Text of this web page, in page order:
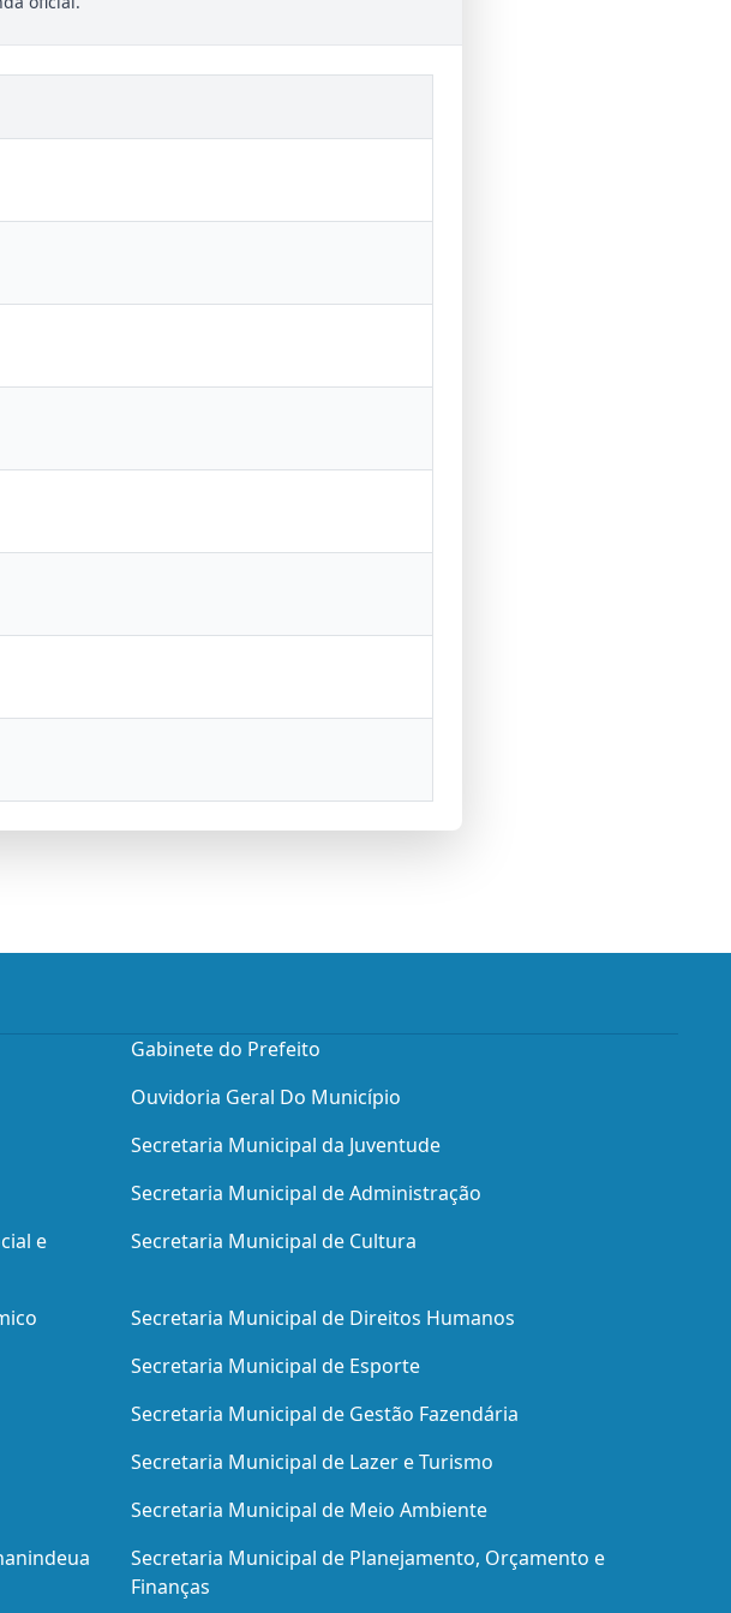
Gabinete do Prefeito
Ouvidoria Geral Do Município
Secretaria Municipal da Juventude
Secretaria Municipal de Administração
e
Secretaria Municipal de Cultura
Secretaria Municipal de Direitos Humanos
Secretaria Municipal de Esporte
Secretaria Municipal de Gestão Fazendária
Secretaria Municipal de Lazer e Turismo
Secretaria Municipal de Meio Ambiente
Secretaria Municipal de Planejamento, Orçamento e
Finanças